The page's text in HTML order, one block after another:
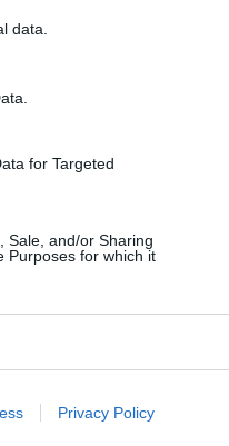
data.
for Targeted
Sale, and/or Sharing
Purposes for which it
Privacy Policy